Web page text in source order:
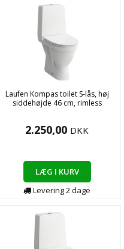
Laufen Kompas toilet S-lås, høj
siddehøjde 46 cm, rimless
2.250,00 DKK
LÆG I KURV
Levering2dage